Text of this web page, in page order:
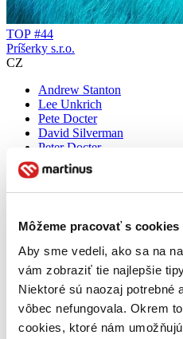
Môžeme pracovať s
Aby sme vedeli, ako sa na
vám zobraziť tie najlepšie
Niektoré sú naozaj potrebné
vôbec nefungovala. Okrem
cookies, ktoré nám
TOP #44
Príšerky s.r.o.
CZ
Andrew Stanton
Lee Unkrich
Pete Docter
David Silverman
Peter Docter
Pripojte sa k Sulleyovi a Mikovi
DVD film
Na sklade 2 ks
Tento film máme síce
posledné kusy. Ak ho
Dodanie ďalších môže
Pridať do zoznamu
Vložiť do košíka